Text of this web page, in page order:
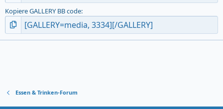
Kopiere GALLERY BB code
Essen & Trinken-Forum